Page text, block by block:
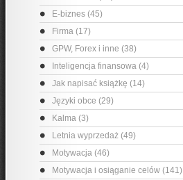
E-biznes (45)
Firma (17)
GPW, Forex i inne (38)
Inteligencja finansowa (4)
Jak napisać książkę (14)
Języki obce (29)
Kalma (3)
Letnia wyprzedaż (49)
Motywacja (46)
Motywacja i osiąganie celów (141)